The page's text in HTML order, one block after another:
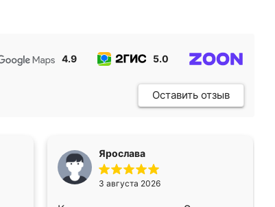
4.9 5.0
Оставить отзыв
Ярослава
3 августа 2026